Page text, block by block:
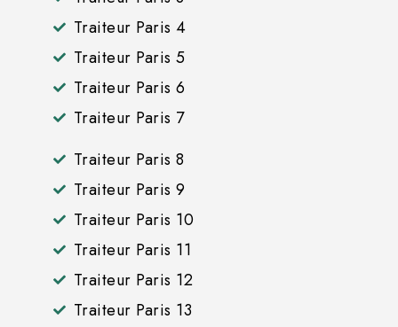
Traiteur Paris 4
Traiteur Paris 5
Traiteur Paris 6
Traiteur Paris 7
Traiteur Paris 8
Traiteur Paris 9
Traiteur Paris 10
Traiteur Paris 11
Traiteur Paris 12
Traiteur Paris 13